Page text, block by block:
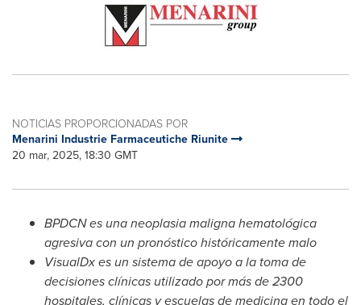
NOTICIAS PROPORCIONADAS POR
Menarini Industrie Farmaceutiche Riunite
20 mar, 2025, 18:30 GMT
BPDCN es una neoplasia maligna hematológica
agresiva con un pronóstico históricamente malo
VisualDx es un sistema de apoyo a la toma de
decisiones clínicas utilizado por más de 2300
hospitales, clínicas y escuelas de medicina en todo el